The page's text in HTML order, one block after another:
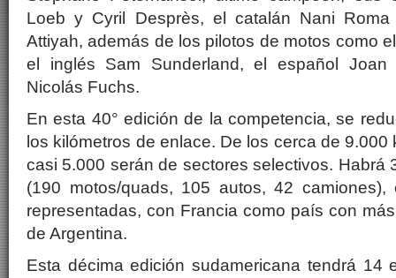
Loeb y Cyril Desprès, el catalán Nani
Attiyah, además de los pilotos de motos como
el inglés Sam Sunderland, el español
Nicolás Fuchs.
En esta 40° edición de la competencia, se
los kilómetros de enlace. De los cerca de 9.000
casi 5.000 serán de sectores selectivos. Habrá
(190 motos/quads, 105 autos, 42 camiones),
representadas, con Francia como país con
de Argentina.
Esta décima edición sudamericana tendrá 14